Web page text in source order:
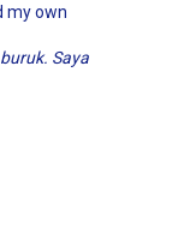
my own
Saya